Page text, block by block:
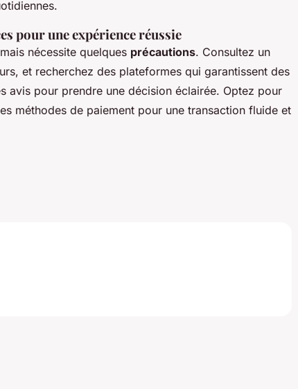
pour une expérience réussie
nécessite quelques précautions. Consultez un
et recherchez des plateformes qui garantissent des
avis pour prendre une décision éclairée. Optez pour
méthodes de paiement pour une transaction fluide et